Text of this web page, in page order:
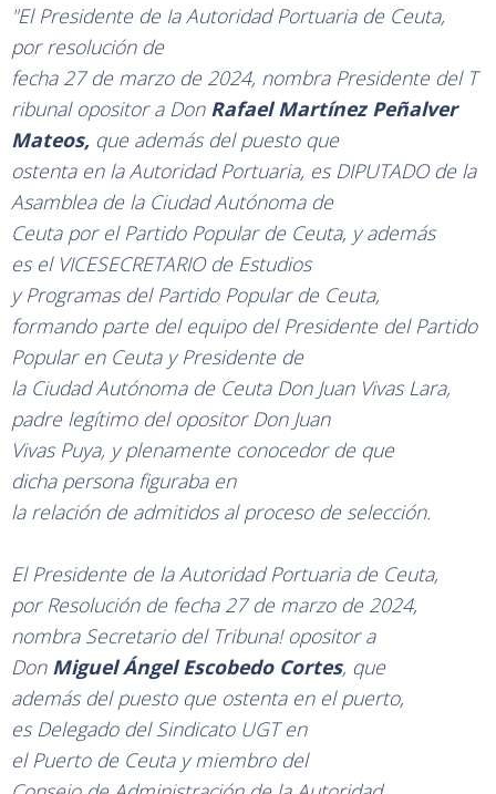
Presidente de
de Ceuta,
por
resolución
fecha 27
marzode 2024, nombraPresidente
ribunal opositor a Don
Rafael Martínez
Mateos,
que además
del puesto que
ostenta en
la Autoridad Portuaria, es
Asamblea dela Ciudad Autónoma
de
eutaporelPartido Popular de C euta,y
esel VICESECRETARIO de Estudios
y Programas
del PartidoPopular de C euta,
formando parte del equipo del Presidente
Popular en Ceutay Presidente de
la Ciudad Autónoma de Ceuta Don Juan
Lara,
padrelegítimo del opositor DonJuan
Vivas
Puya,y plenamente
que
dicha persona figuraba
proceso
Presidente de laAutoridad Portuaria de Ceuta,
por
Resolución de fecha 27 marzo
2024,
nombra Secretario del
Tribuna! opositor a
Don
Miguel Ángel Escobedo Cortes,
que
además
del puesto que ostenta en
el puerto,
es Delegado del Sindicato UGT
en
el Puerto de Ceutay miembro del